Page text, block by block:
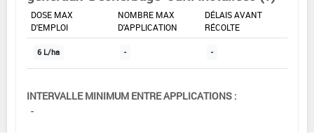
DOSE MAX
D'EMPLOI
NOMBRE MAX
D'APPLICATION
DÉLAIS AVANT
RÉCOLTE
6 L/ha - -
INTERVALLE MINIMUM ENTRE APPLICATIONS :
-